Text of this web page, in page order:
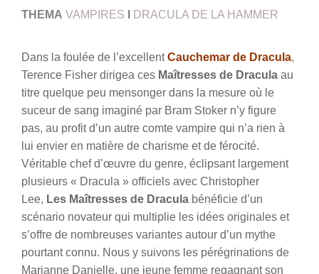
THEMA VAMPIRES DRACULA DE LA HAMMER
Dans la foulée de l’excellentCauchemar de Dracula,
Terence Fisher dirigea ces Maîtresses de Dracula au
titre quelque peu mensonger dans la mesure où le
suceur de sang imaginé par Bram Stoker n’y figure
pas, au profit d’un autre comte vampire qui n’a rien à
lui envier en matière de charisme et de férocité.
Véritable chef d’œuvre du genre, éclipsant largement
plusieurs « Dracula » officiels avec Christopher
Lee, Les Maîtresses de Dracula bénéficie d’un
scénario novateur qui multiplie les idées originales et
s’offre de nombreuses variantes autour d’un mythe
pourtant connu. Nous y suivons les pérégrinations de
Marianne Danielle, une jeune femme regagnant son